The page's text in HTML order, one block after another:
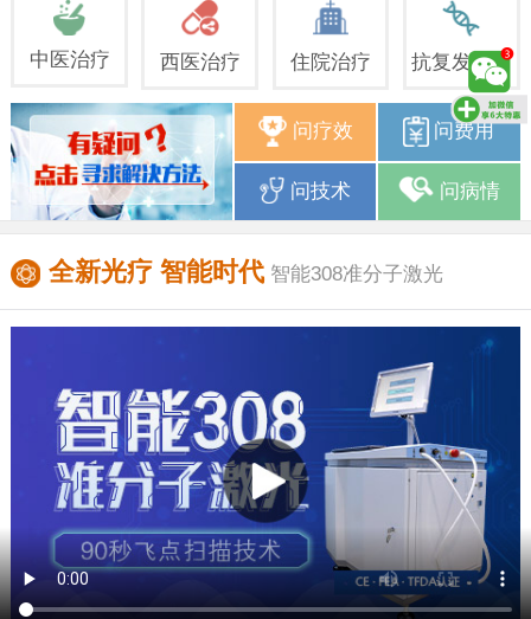
中医治疗 西医治疗 住院治疗 抗复发治疗
问疗效 问费用
问技术 问病情
全新光疗 智能时代 智能308准分子激光